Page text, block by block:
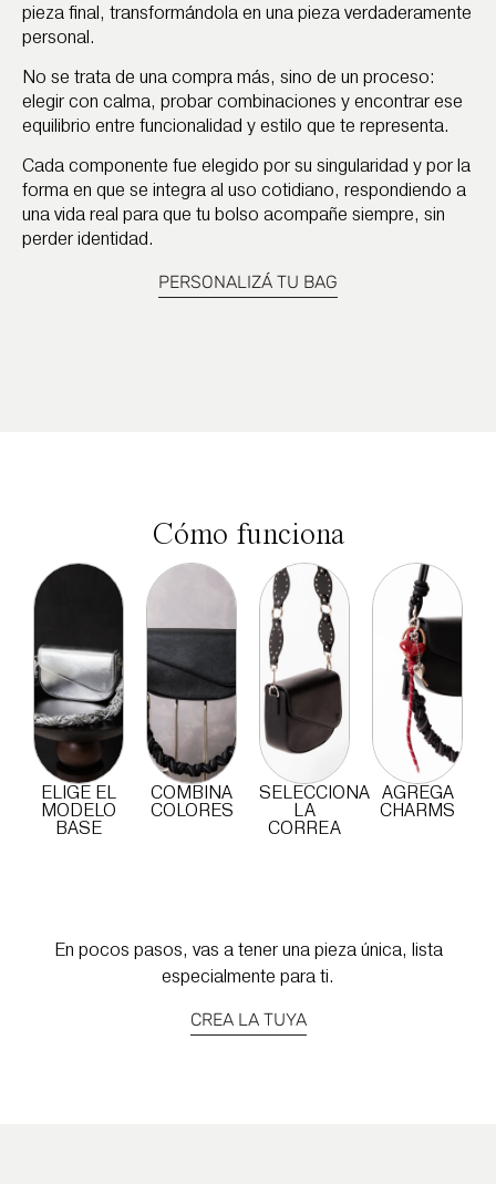
pieza final, transformándola en una pieza verdaderamente
personal.
No se trata de una compra más, sino de un proceso:
elegir con calma, probar combinaciones y encontrar ese
equilibrio entre funcionalidad y estilo que te representa.
Cada componente fue elegido por su singularidad y por la
forma en que se integra al uso cotidiano, respondiendo a
una vida real para que tu bolso acompañe siempre, sin
perder identidad.
PERSONALIZÁ TU BAG
Cómo funciona
ELIGE EL
MODELO
BASE
COMBINA
COLORES
SELECCIONA
LA
CORREA
AGREGA
CHARMS
En pocos pasos, vas a tener una pieza única, lista
especialmente para ti.
CREA LA TUYA